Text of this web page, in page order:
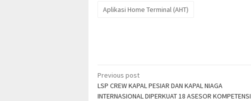
Aplikasi Home Terminal (AHT)
Post
navigation
Previous post
LSP CREW KAPAL PESIAR DAN KAPAL NIAGA
INTERNASIONAL DIPERKUAT 18 ASESOR KOMPETENSI